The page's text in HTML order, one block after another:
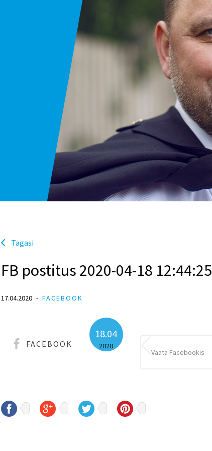
Tagasi
FB postitus 2020-04-18 12:44:25
17.04.2020 FACEBOOK
FACEBOOK
18.04
2020
Vaata Facebookis